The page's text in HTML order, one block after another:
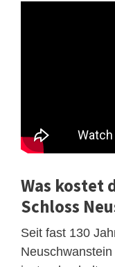
Was kostet
Schloss
Seit fast 130